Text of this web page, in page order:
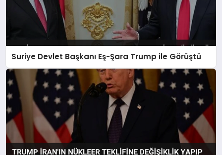
Suriye Devlet Başkanı Eş-Şara Trump ile Görüştü